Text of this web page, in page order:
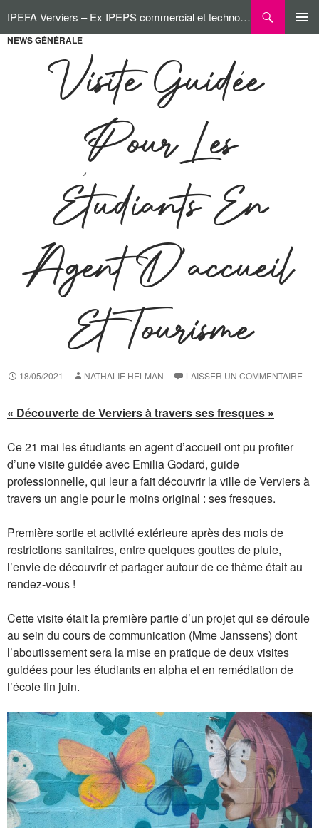
au
contenu
IPEFA Verviers – Ex IPEPS commercial et technologique
NEWS GÉNÉRALE
Visite Guidée
Pour Les
Étudiants En
Agent D’accueil
Et Tourisme
18/05/2021 NATHALIE HELMAN LAISSER UN COMMENTAIRE
« Découverte de Verviers à travers ses fresques »
Ce 21 mai les étudiants en agent d’accueil ont pu profiter
d’une visite guidée avec Emilia Godard, guide
professionnelle, qui leur a fait découvrir la ville de Verviers à
travers un angle pour le moins original : ses fresques.
Première sortie et activité extérieure après des mois de
restrictions sanitaires, entre quelques gouttes de pluie,
l’envie de découvrir et partager autour de ce thème était au
rendez-vous !
Cette visite était la première partie d’un projet qui se déroule
au sein du cours de communication (Mme Janssens) dont
l’aboutissement sera la mise en pratique de deux visites
guidées pour les étudiants en alpha et en remédiation de
l’école fin juin.